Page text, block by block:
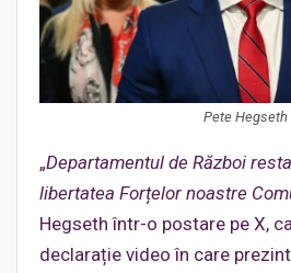
Pete Hegseth
„Departamentul de Război
libertatea Forțelor noastre
Hegseth într-o postare pe X,
declarație video în care